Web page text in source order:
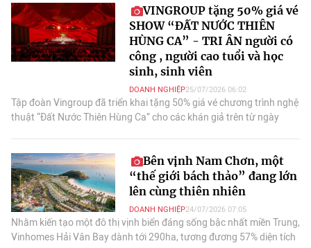
VINGROUP tặng 50% giá vé
SHOW “ĐẤT NƯỚC THIÊN
HÙNG CA” - TRI ÂN người có
công , người cao tuổi và học
sinh, sinh viên
DOANH NGHIỆP25/07/2026 06:02
Tập đoàn Vingroup đã triển khai tặng 50% giá vé chương trình nghệ
thuật “Đất Nước Thiên Hùng Ca” cho các khán giả trên từ ngày
Bên vịnh Nam Chơn, một
“thế giới bách thảo” đang lớn
lên cùng thiên nhiên
DOANH NGHIỆP24/07/2026 07:05
Nhằm kiến tạo một đô thị vịnh biển đáng sống bậc nhất miền Trung,
Vinhomes Hải Vân Bay dành tới 290ha, tương đương 57% diện tích